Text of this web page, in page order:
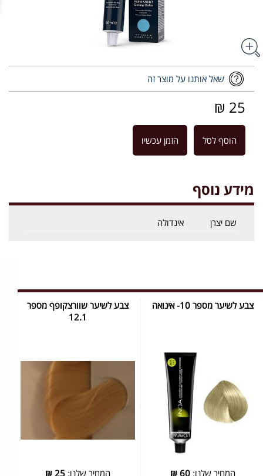
שאל אותנו על מוצר זה
25 ₪
הוסף לסל הזמן עכשיו
מידע נוסף
שם יצרן אינדולה
צבע לשיער מספר 10- אינואה
המחיר שלנו:60
₪
צבע לשיער שוורצקופף מספר
12.1
המחיר שלנו: 25
₪